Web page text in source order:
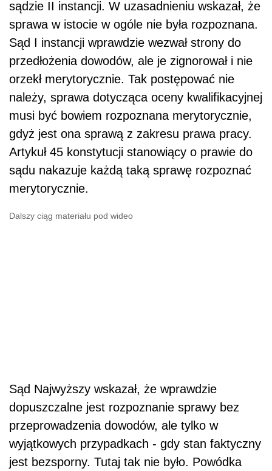
sądzie II instancji. W uzasadnieniu wskazał, że
sprawa w istocie w ogóle nie była rozpoznana.
Sąd I instancji wprawdzie wezwał strony do
przedłożenia dowodów, ale je zignorował i nie
orzekł merytorycznie. Tak postępować nie
należy, sprawa dotycząca oceny kwalifikacyjnej
musi być bowiem rozpoznana merytorycznie,
gdyż jest ona sprawą z zakresu prawa pracy.
Artykuł 45 konstytucji stanowiący o prawie do
sądu nakazuje każdą taką sprawę rozpoznać
merytorycznie.
Dalszy ciąg materiału pod wideo
Sąd Najwyższy wskazał, że wprawdzie
dopuszczalne jest rozpoznanie sprawy bez
przeprowadzenia dowodów, ale tylko w
wyjątkowych przypadkach - gdy stan faktyczny
jest bezsporny. Tutaj tak nie było. Powódka